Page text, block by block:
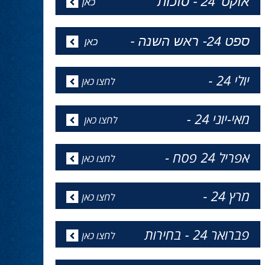
23.10.24
חדש של אלפים....
אוקט' 24 - סוכות כאן
ספט 24- ראש השנה - כאן
יולי 24 - לחצו כאן